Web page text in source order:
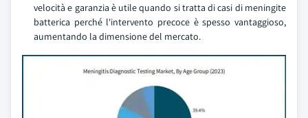
velocità e garanzia è utile quando si tratta di casi di meningite
batterica perché l'intervento precoce è spesso vantaggioso,
aumentando la dimensione del mercato.